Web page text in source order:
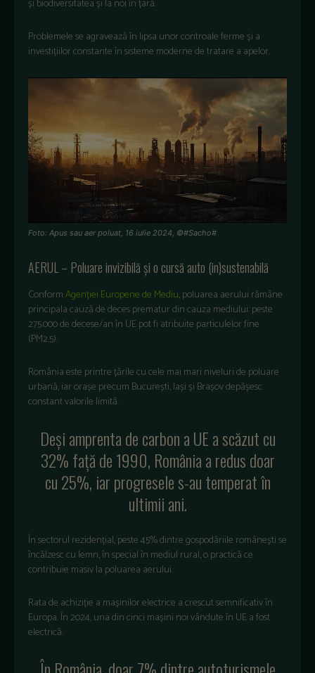
și biodiversitatea și la noi în țară.
Problemele se agravează în lipsa unor controale ferme și a
investițiilor constante în sisteme moderne de tratare a apelor.
Foto: Apus sau aer poluat, 16 iulie 2024, ©#Sacho#
AERUL – Poluare invizibilă și o cursă auto (in)sustenabilă
ConformAgenției Europene de Mediu, poluarea aerului rămâne
principala cauză de deces prematur din cauza mediului: peste
275.000 de decese/an în UE pot fi atribuite particulelor fine
(PM2.5).
România este printre țările cu cele mai mari niveluri de poluare
urbană, iar orașe precum București, Iași și Brașov depășesc
constant valorile limită.
Deși amprenta de carbon a UE a scăzut cu
32% față de 1990, România a redus doar
cu 25%, iar progresele s-au temperat în
ultimii ani.
În sectorul rezidențial, peste 45% dintre gospodăriile românești se
încălzesc cu lemn, în special în mediul rural, o practică ce
contribuie masiv la poluarea aerului.
Rata de achiziție a mașinilor electrice a crescut semnificativ în
Europa. În 2024, una din cinci mașini noi vândute în UE a fost
electrică.